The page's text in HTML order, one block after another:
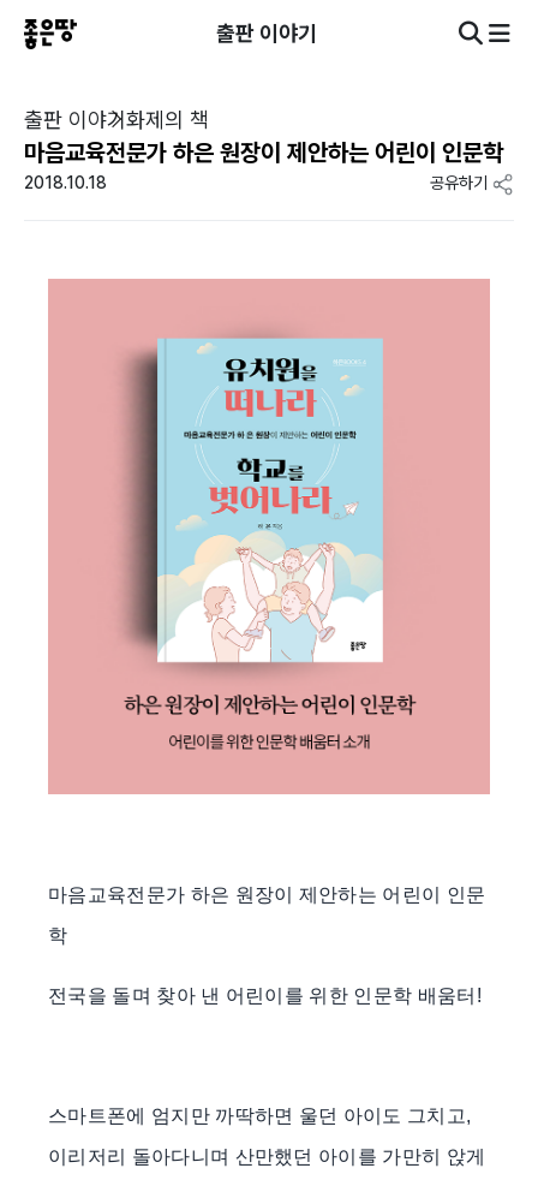
출판 이야기
출판 이야기화제의 책
마음교육전문가 하은 원장이 제안하는 어린이 인문학
2018.10.18 공유하기
마음교육전문가 하은 원장이 제안하는 어린이 인문
학
전국을 돌며 찾아 낸 어린이를 위한 인문학 배움터 !
스마트폰에 엄지만 까딱하면 울던 아이도 그치고,
이리저리 돌아다니며 산만했던 아이를 가만히 앉게